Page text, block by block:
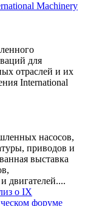
Machinery
для
отраслей и их
International
насосов,
приводов и
выставка
двигателей....